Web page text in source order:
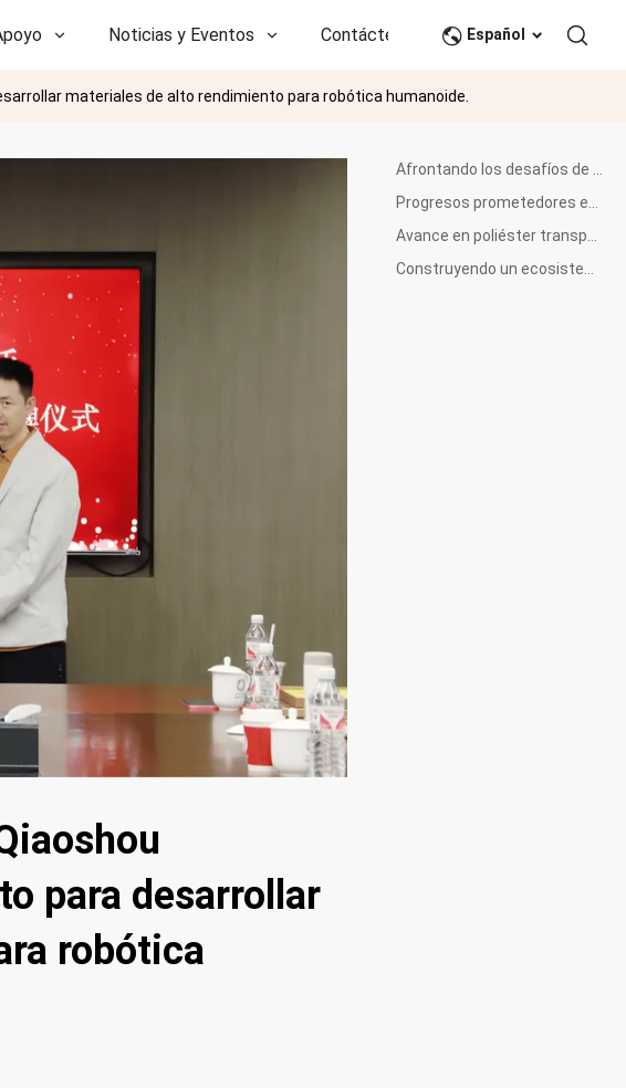
Noticias y Eventos Contáctenos CNEspañol
materiales de alto rendimiento para robótica humanoide.
para desarrollar
robótica